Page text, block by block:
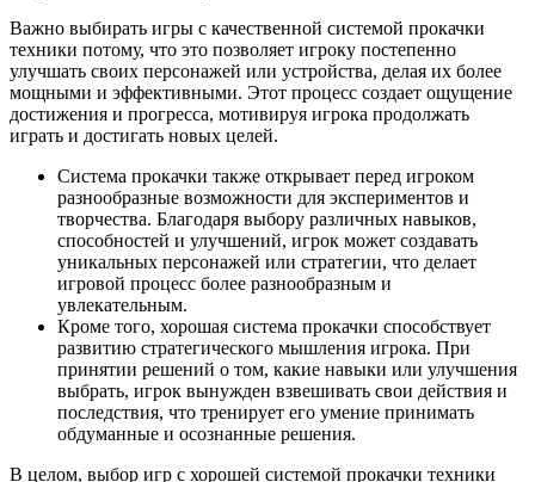
Важно выбирать игры с качественной системой прокачки
техники потому, что это позволяет игроку постепенно
улучшать своих персонажей или устройства, делая их более
мощными и эффективными. Этот процесс создает ощущение
достижения и прогресса, мотивируя игрока продолжать
играть и достигать новых целей.
Система прокачки также открывает перед игроком
разнообразные возможности для экспериментов и
творчества. Благодаря выбору различных навыков,
способностей и улучшений, игрок может создавать
уникальных персонажей или стратегии, что делает
игровой процесс более разнообразным и
увлекательным.
Кроме того, хорошая система прокачки способствует
развитию стратегического мышления игрока. При
принятии решений о том, какие навыки или улучшения
выбрать, игрок вынужден взвешивать свои действия и
последствия, что тренирует его умение принимать
обдуманные и осознанные решения.
В целом, выбор игр с хорошей системой прокачки техники